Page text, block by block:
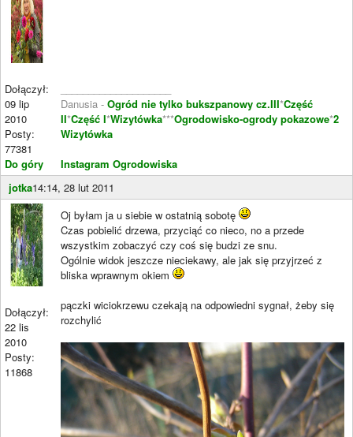
Dołączył:
09 lip
2010
Posty:
77381
Do góry
Danusia - Ogród nie tylko bukszpanowy cz.III*Część
II*Część I*Wizytówka***Ogrodowisko-ogrody pokazowe*2
Wizytówka
Instagram Ogrodowiska
jotka14:14, 28 lut 2011
Dołączył:
22 lis
2010
Posty:
11868
Oj byłam ja u siebie w ostatnią sobotę
Czas pobielić drzewa, przyciąć co nieco, no a przede
wszystkim zobaczyć czy coś się budzi ze snu.
Ogólnie widok jeszcze nieciekawy, ale jak się przyjrzeć z
bliska wprawnym okiem
pączki wiciokrzewu czekają na odpowiedni sygnał, żeby się
rozchylić